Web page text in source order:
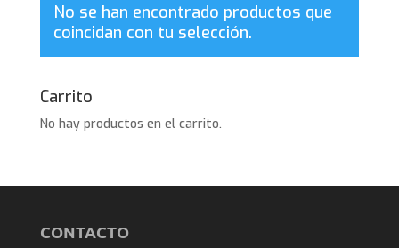
No se han encontrado productos que
coincidan con tu selección.
Carrito
No hay productos en el carrito.
CONTACTO